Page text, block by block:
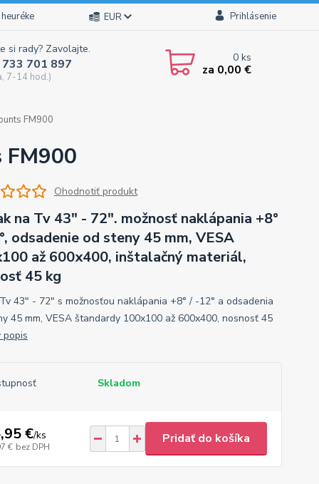
EUR Prihlásenie
si rady? Zavolajte.
701 897
7-14 hod.)
0ks
za 0,00 €
FM900
FM900
Ohodnotiť produkt
na Tv 43" - 72". možnosť naklápania +8°
odsadenie od steny 45 mm, VESA
až 600x400, inštalačný materiál,
45 kg
43" - 72" s možnosťou naklápania +8° / -12° a odsadenia
45 mm, VESA štandardy 100x100 až 600x400, nosnosť 45
popis
Skladom
€/ks
€ bez DPH
Pridať do košíka